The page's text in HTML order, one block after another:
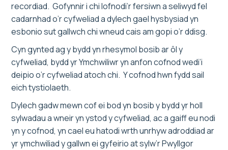
recordiad. Gofynnir i chi lofnodi’r fersiwn a seliwyd fel
cadarnhad o’r cyfweliad a dylech gael hysbysiad yn
esbonio sut gallwch chi wneud cais am gopi o’r ddisg.
Cyn gynted ag y bydd yn rhesymol bosib ar ôl y
cyfweliad, bydd yr Ymchwiliwr yn anfon cofnod wedi’i
deipio o’r cyfweliad atoch chi. Y cofnod hwn fydd sail
eich tystiolaeth.
Dylech gadw mewn cof ei bod yn bosib y bydd yr holl
sylwadau a wneir yn ystod y cyfweliad, ac a gaiff eu nodi
yn y cofnod, yn cael eu hatodi wrth unrhyw adroddiad ar
yr ymchwiliad y gallwn ei gyfeirio at sylw’r Pwyllgor